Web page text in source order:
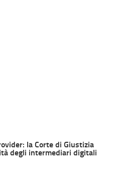
la Corte di Giustizia
degli intermediari digitali